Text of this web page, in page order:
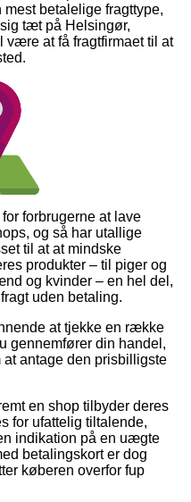
betalelige fragttype,
tæt på Helsingør,
at få fragtfirmaet til at
forbrugerne at lave
og så har utallige
til at at mindske
produkter – til piger og
og kvinder – en hel del,
uden betaling.
at tjekke en række
gennemfører din handel,
antage den prisbilligste
en shop tilbyder deres
for ufattelig tiltalende,
indikation på en uægte
betalingskort er dog
køberen overfor fup